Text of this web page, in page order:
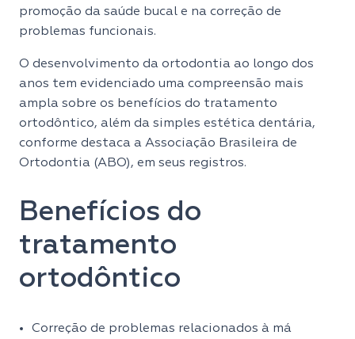
promoção da saúde bucal e na correção de
problemas funcionais.
O desenvolvimento da ortodontia ao longo dos
anos tem evidenciado uma compreensão mais
ampla sobre os benefícios do tratamento
ortodôntico, além da simples estética dentária,
conforme destaca a Associação Brasileira de
Ortodontia (ABO), em seus registros.
Benefícios do
tratamento
ortodôntico
Correção de problemas relacionados à má